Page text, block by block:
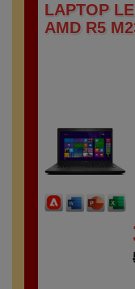
LAPTOP
AMD R5
128GB +